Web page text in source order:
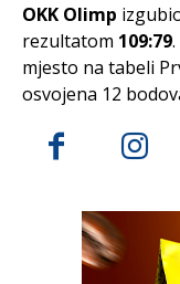
OKK Olimp
rezultatom 109:79
mjesto na tabeli
osvojena 12